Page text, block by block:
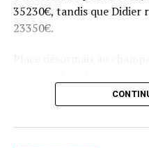
35230€, tandis que Didier
23350€.